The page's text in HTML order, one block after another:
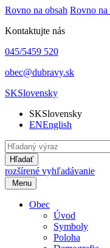
Rovno na obsah Rovno na
Kontaktujte nás
045/5459 520
obec@dubravy.sk
SKSlovensky
SKSlovensky
ENEnglish
Hľadať
rozšírené vyhľadávanie
Menu
Obec
Úvod
Symboly
Poloha